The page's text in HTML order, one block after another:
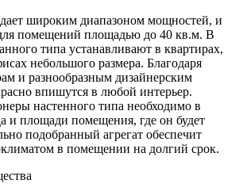
широким диапазоном мощностей, и
помещений площадью до 40 кв.м. В
типа устанавливают в квартирах,
небольшого размера. Благодаря
и разнообразным дизайнерским
впишутся в любой интерьер.
настенного типа необходимо в
и площади помещения, где он будет
подобранный агрегат обеспечит
в помещении на долгий срок.